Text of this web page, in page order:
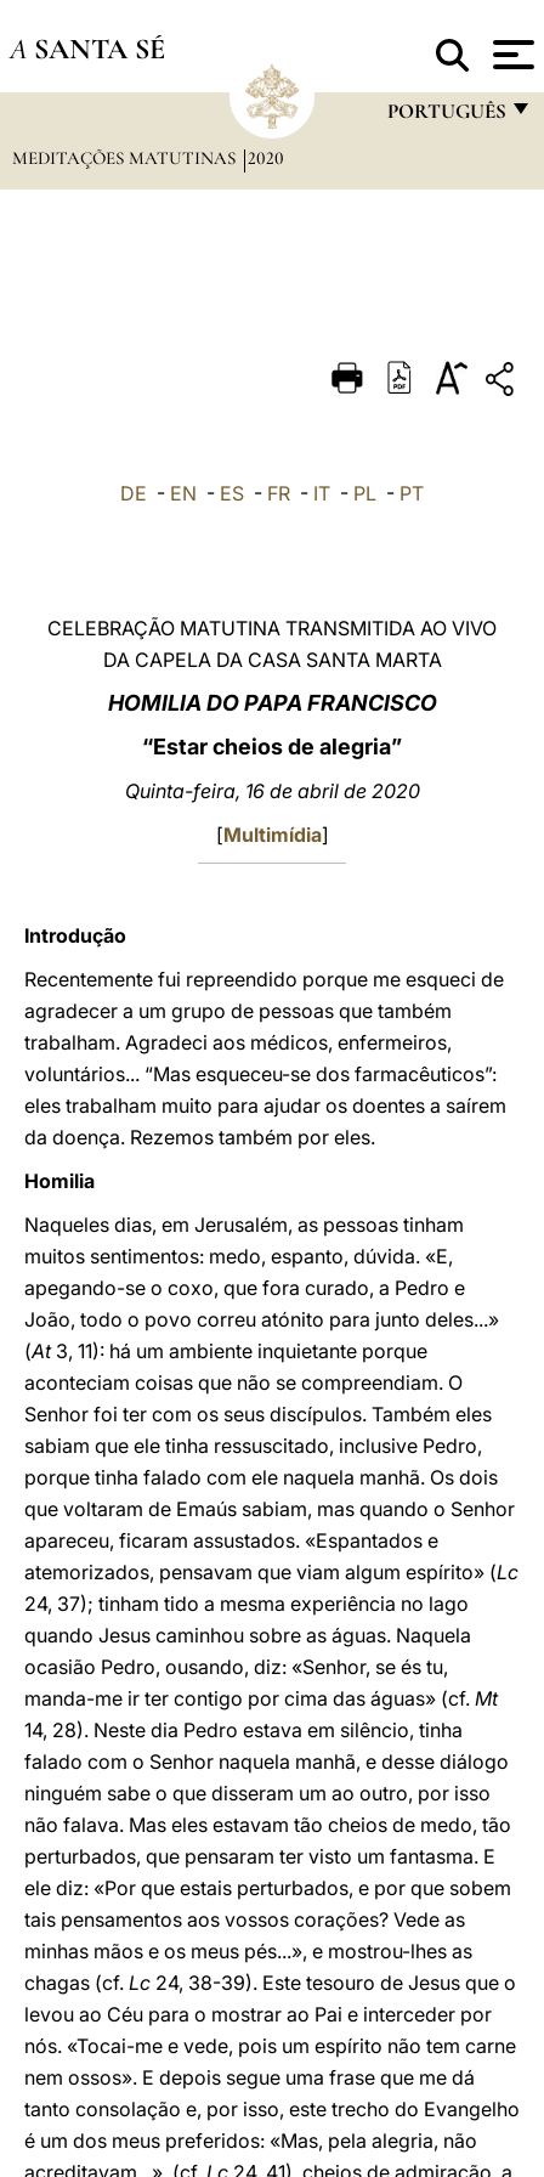
A SANTA SÉ
PORTUGUÊS
DEUTSCH
العربيّة
MEDITAÇÕES MATUTINAS 2020
DE - EN - ES - FR - IT - PL - PT
CELEBRAÇÃO MATUTINA TRANSMITIDA AO VIVO
DA CAPELA DA CASA SANTA MARTA
HOMILIA DO PAPA FRANCISCO
“Estar cheios de alegria”
Quinta-feira, 16 de abril de 2020
[Multimídia]
Introdução
Recentemente fui repreendido porque me esqueci de
agradecer a um grupo de pessoas que também
trabalham. Agradeci aos médicos, enfermeiros,
voluntários... “Mas esqueceu-se dos farmacêuticos”:
eles trabalham muito para ajudar os doentes a saírem
da doença. Rezemos também por eles.
Homilia
Naqueles dias, em Jerusalém, as pessoas tinham
muitos sentimentos: medo, espanto, dúvida. «E,
apegando-se o coxo, que fora curado, a Pedro e
João, todo o povo correu atónito para junto deles...»
(At3, 11): há um ambiente inquietante porque
aconteciam coisas que não se compreendiam. O
Senhor foi ter com os seus discípulos. Também eles
sabiam que ele tinha ressuscitado, inclusive Pedro,
porque tinha falado com ele naquela manhã. Os dois
que voltaram de Emaús sabiam, mas quando o Senhor
apareceu, ficaram assustados. «Espantados e
atemorizados, pensavam que viam algum espírito» (Lc
24, 37); tinham tido a mesma experiência no lago
quando Jesus caminhou sobre as águas. Naquela
ocasião Pedro, ousando, diz: «Senhor, se és tu,
manda-me ir ter contigo por cima das águas» (cf. Mt
14, 28). Neste dia Pedro estava em silêncio, tinha
falado com o Senhor naquela manhã, e desse diálogo
ninguém sabe o que disseram um ao outro, por isso
não falava. Mas eles estavam tão cheios de medo, tão
perturbados, que pensaram ter visto um fantasma. E
ele diz: «Por que estais perturbados, e por que sobem
tais pensamentos aos vossos corações? Vede as
minhas mãos e os meus pés...», e mostrou-lhes as
chagas (cf. Lc 24, 38-39). Este tesouro de Jesus que o
levou ao Céu para o mostrar ao Pai e interceder por
nós. «Tocai-me e vede, pois um espírito não tem carne
nem ossos». E depois segue uma frase que me dá
tanto consolação e, por isso, este trecho do Evangelho
é um dos meus preferidos: «Mas, pela alegria, não
acreditavam...». (cf. Lc 24, 41), cheios de admiração, a